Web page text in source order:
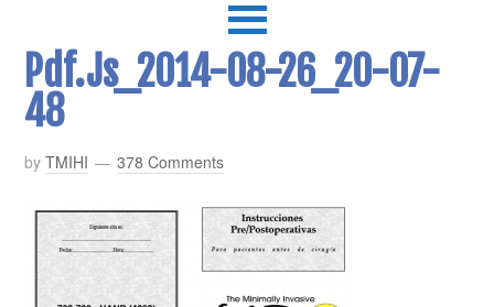
Pdf.js_2014-08-26_20-07-
48
byTMIHI 378 Comments